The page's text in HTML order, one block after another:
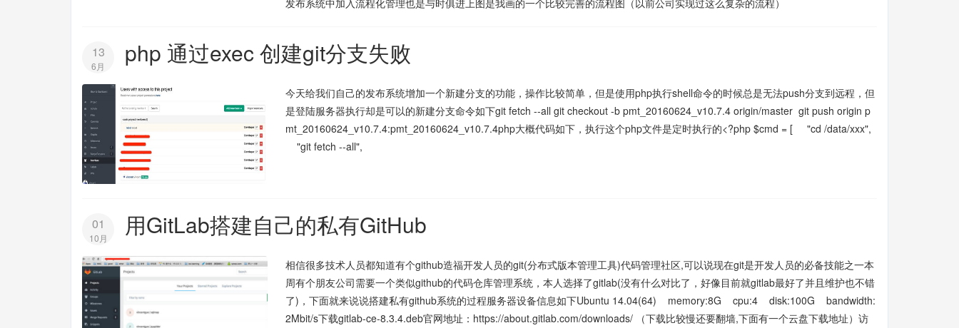
发布系统中加入流程化管理也是与时俱进上图是我画的一个比较完善的流程图（以前公司实现过这么复杂的流程）
13
6月 php 通过exec 创建git分支失败
今天给我们自己的发布系统增加一个新建分支的功能，操作比较简单，但是使用php执行shell命令的时候总是无法push分支到远程，但
是登陆服务器执行却是可以的新建分支命令如下git fetch --all git checkout -b pmt_20160624_v10.7.4 origin/master git push origin p
mt_20160624_v10.7.4:pmt_20160624_v10.7.4php大概代码如下，执行这个php文件是定时执行的<?php $cmd = [ "cd /data/xxx",
"git fetch --all",
01
10月 用GitLab搭建自己的私有GitHub
相信很多技术人员都知道有个github造福开发人员的git(分布式版本管理工具)代码管理社区,可以说现在git是开发人员的必备技能之一本
周有个朋友公司需要一个类似github的代码仓库管理系统，本人选择了gitlab(没有什么对比了，好像目前就gitlab最好了并且维护也不错
了)，下面就来说说搭建私有github系统的过程服务器设备信息如下Ubuntu 14.04(64) memory:8G cpu:4 disk:100G bandwidth:
2Mbit/s下载gitlab-ce-8.3.4.deb官网地址：https://about.gitlab.com/downloads/ （下载比较慢还要翻墙,下面有一个云盘下载地址）访